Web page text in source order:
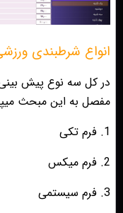
انواع شرطبندی
در کل سه نوع پیش
مفصل به این مبحث
1. فرم تکی
2. فرم میکس
3. فرم سیستمی